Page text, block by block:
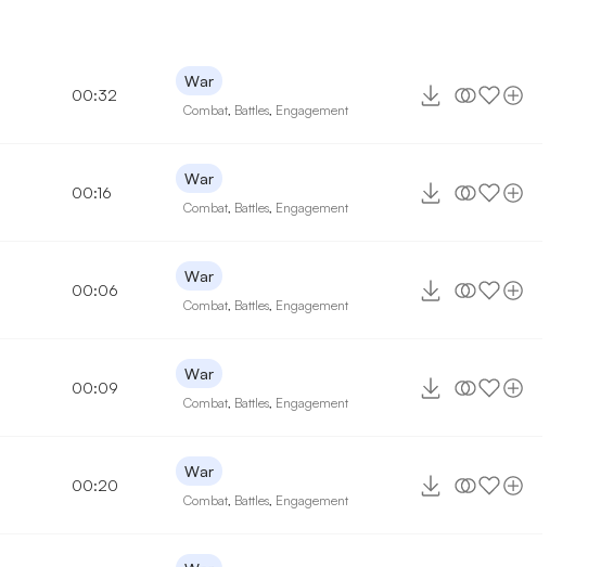
00:32
War
Combat Battles Engagement
00:16
War
Combat Battles Engagement
00:06
War
Combat Battles Engagement
00:09
War
Combat Battles Engagement
00:20
War
Combat Battles Engagement